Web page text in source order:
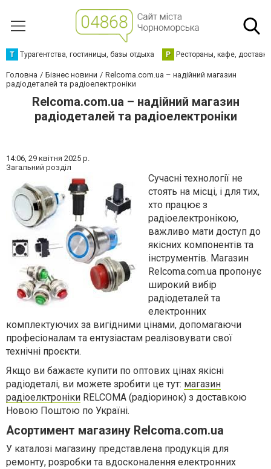
Т Турагентства, гостиницы, базы отдыха Р Рестораны, кафе,
Головна Бізнес новини
Relcoma.com.ua – надійний магазин
радіодеталей та радіоелектроніки
Relcoma.com.ua – надійний магазин
радіодеталей та радіоелектроніки
14:06, 29 квітня 2025 р.
Загальний розділ
Сучасні технології не
стоять на місці, і для тих,
хто працює з
радіоелектронікою,
важливо мати доступ до
якісних компонентів та
інструментів. Магазин
Relcoma.com.ua пропонує
широкий вибір
радіодеталей та
електронних
комплектуючих за вигідними цінами, допомагаючи
професіоналам та ентузіастам реалізовувати свої
технічні проєкти.
Якщо ви бажаєте купити по оптових цінах якісні
радіодеталі, ви можете зробити це тут: магазин
радіоелктроніки RELCOMA (радіоринок) з доставкою
Новою Поштою по Україні.
Асортимент магазину Relcoma.com.ua
У каталозі магазину представлена продукція для
ремонту, розробки та вдосконалення електронних